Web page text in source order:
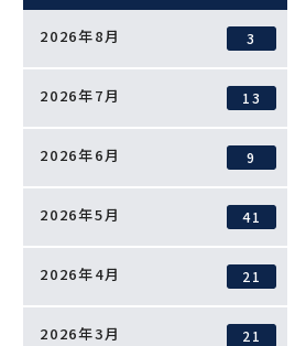
2026年8月 3
2026年7月 13
2026年6月 9
2026年5月 41
2026年4月 21
2026年3月 21